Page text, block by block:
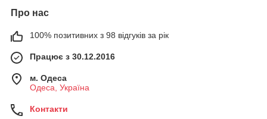
Про нас
100% позитивних з 98 відгуків за рік
Працює з 30.12.2016
м. Одеса
Одеса, Україна
Контакти